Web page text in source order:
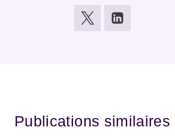
Publications similaires